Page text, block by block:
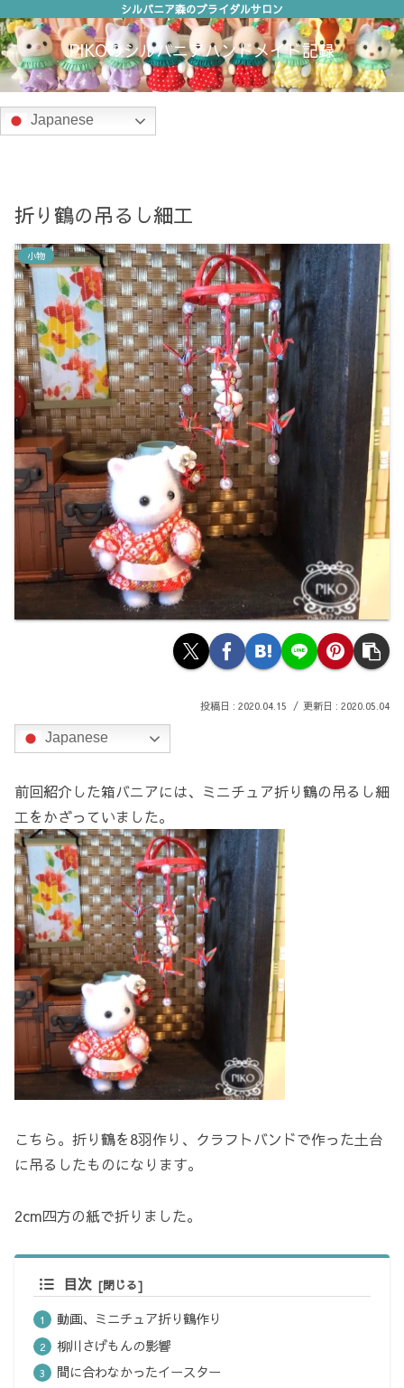
PIKOのシルバニアハンドメイド記録
シルバニア森のブライダルサロン
Japanese
折り鶴の吊るし細工
小物
2020.04.15 2020.05.04
Japanese
前回紹介した箱バニアには、ミニチュア折り鶴の吊るし細
工をかざっていました。
こちら。折り鶴を8羽作り、クラフトバンドで作った土台
に吊るしたものになります。
2cm四方の紙で折りました。
目次
動画、ミニチュア折り鶴作り
柳川さげもんの影響
間に合わなかったイースター